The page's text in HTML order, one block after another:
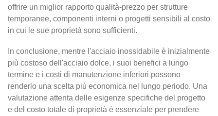
offrire un miglior rapporto qualità-prezzo per strutture
temporanee, componenti interni o progetti sensibili al costo
in cui le sue proprietà sono sufficienti.
In conclusione, mentre l'acciaio inossidabile è inizialmente
più costoso dell'acciaio dolce, i suoi benefici a lungo
termine e i costi di manutenzione inferiori possono
renderlo una scelta più economica nel lungo periodo. Una
valutazione attenta delle esigenze specifiche del progetto
e del costo totale di proprietà è essenziale per prendere